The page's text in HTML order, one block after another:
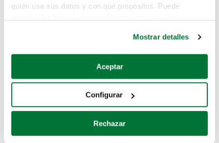
quién usa sus datos y con qué propósitos. Puede
Si lo permite, también quisiéramos:
Recopilar información sobre su ubicación geográfica
Identificar su dispositivo analizándolo activamente
para buscar características específicas (huellas
Obtenga más información sobre cómo se procesan sus
Mostrar detalles
Aceptar
Configurar
Rechazar
Pero puedes encontrar el coche que estás
buscando en alguno de estos enlaces:
Coches de segunda mano
Coches de km0